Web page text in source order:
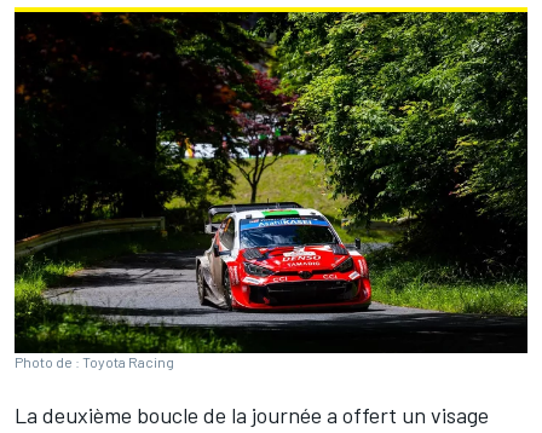
Photo de : Toyota Racing
La deuxième boucle de la journée a offert un visage